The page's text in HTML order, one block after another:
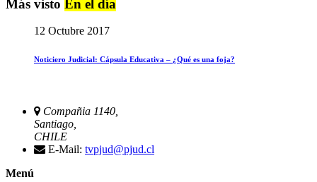
Más visto En el día
12 Octubre 2017
Noticiero Judicial: Cápsula Educativa – ¿Qué es una foja?
Compañia 1140,
Santiago,
CHILE
E-Mail: tvpjud@pjud.cl
Menú